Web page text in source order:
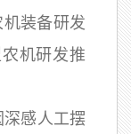
装备研发
机研发推
感人工摆